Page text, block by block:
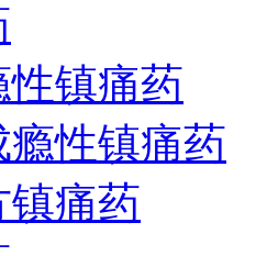
性镇痛药
瘾性镇痛药
镇痛药